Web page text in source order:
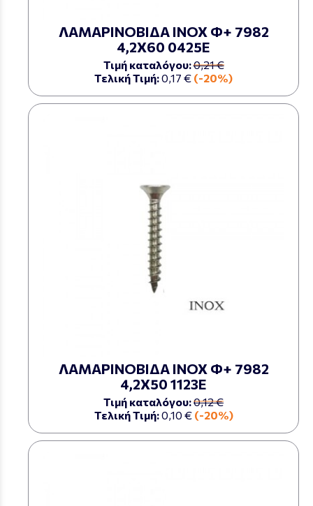
ΛΑΜΑΡΙΝΟΒΙΔΑ ΙΝΟΧ Φ+ 7982
4,2Χ60 0425Ε
Τιμή καταλόγου:0,21 €
Τελική Τιμή:0,17 € (-20%)
ΛΑΜΑΡΙΝΟΒΙΔΑ ΙΝΟΧ Φ+ 7982
4,2Χ50 1123Ε
Τιμή καταλόγου:0,12 €
Τελική Τιμή:0,10 € (-20%)